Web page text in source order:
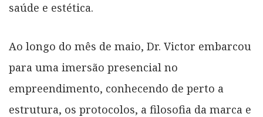
saúde e estética.
Ao longo do mês de maio, Dr. Victor embarcou
para uma imersão presencial no
empreendimento, conhecendo de perto a
estrutura, os protocolos, a filosofia da marca e